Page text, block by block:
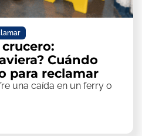
Cuándo
para reclamar
una caída en un ferry o